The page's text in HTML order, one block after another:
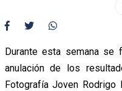
Durante esta semana se
anulación de los
Fotografía Joven Rodrigo